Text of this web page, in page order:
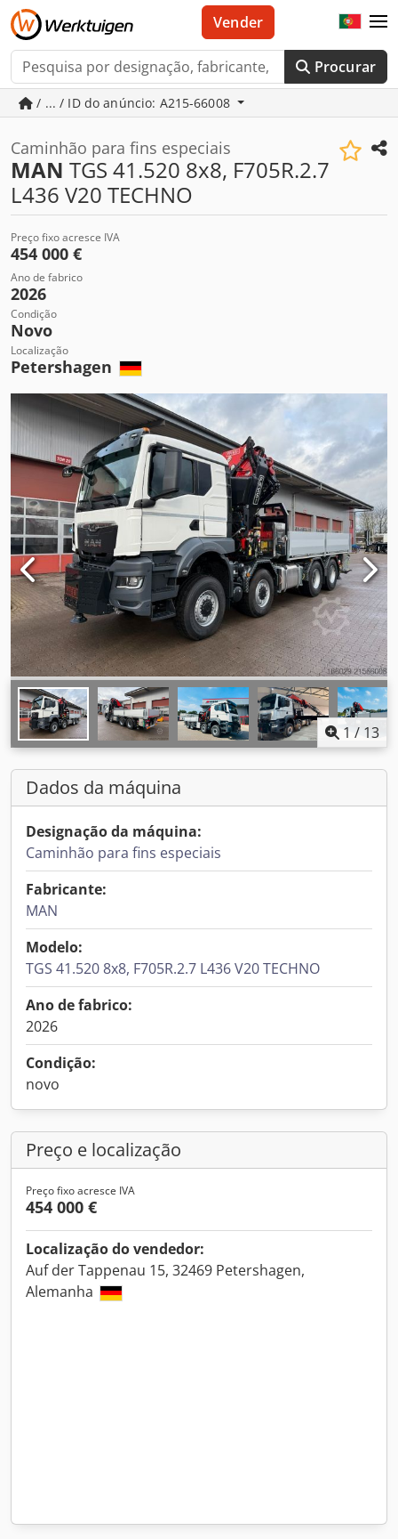
Procurar
Vender
/ ... / ID do anúncio: A215-66008
Caminhão para fins especiais
MAN TGS 41.520 8x8, F705R.2.7
L436 V20 TECHNO
Preço fixo acresce IVA
454 000 €
Ano de fabrico
2026
Condição
Novo
Localização
Petershagen
1 / 13
Dados da máquina
Designação da máquina:
Caminhão para fins especiais
Fabricante:
MAN
Modelo:
TGS 41.520 8x8, F705R.2.7 L436 V20 TECHNO
Ano de fabrico:
2026
Condição:
novo
Preço e localização
Preço fixo acresce IVA
454 000 €
Localização do vendedor:
Auf der Tappenau 15, 32469 Petershagen,
Alemanha